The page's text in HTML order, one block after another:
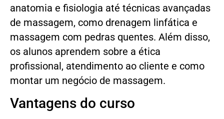
anatomia e fisiologia até técnicas avançadas
de massagem, como drenagem linfática e
massagem com pedras quentes. Além disso,
os alunos aprendem sobre a ética
profissional, atendimento ao cliente e como
montar um negócio de massagem.
Vantagens do curso